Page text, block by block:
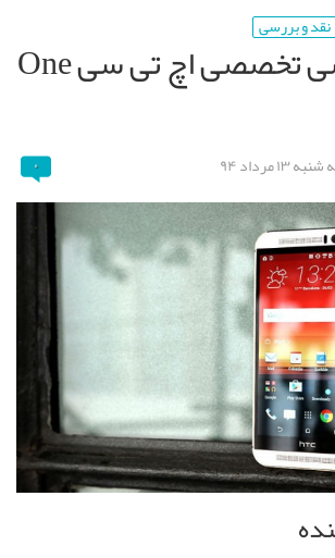
نقد و بررسی
نقد وبرررسی تخصصی اچ تی سی One
۱۳ مرداد ۹۴ ۰